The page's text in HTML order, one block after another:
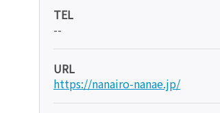
TEL
--
URL
https://nanairo-nanae.jp/